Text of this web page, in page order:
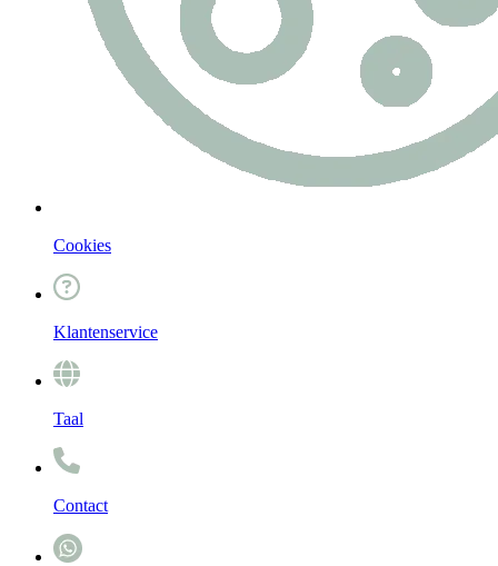
Cookies
Klantenservice
Taal
Contact